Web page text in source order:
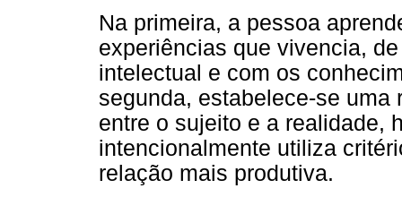
Na primeira, a pessoa
experiências que vivencia,
intelectual e com os
segunda, estabelece-se
entre o sujeito e a realidade,
intencionalmente utiliza
relação mais produtiva.